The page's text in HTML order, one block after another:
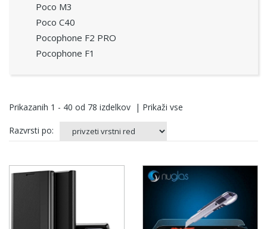
Poco M3
Poco C40
Pocophone F2 PRO
Pocophone F1
Prikazanih 1 - 40 od 78 izdelkov | Prikaži vse
Razvrsti po: